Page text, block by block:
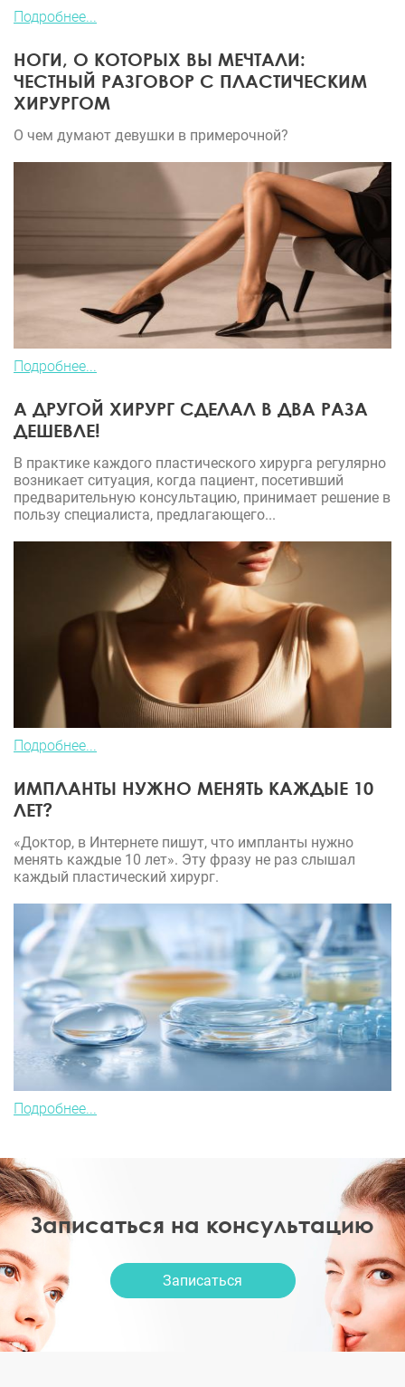
Подробнее...
НОГИ, О КОТОРЫХ ВЫ МЕЧТАЛИ:
ЧЕСТНЫЙ РАЗГОВОР С ПЛАСТИЧЕСКИМ
ХИРУРГОМ
О чем думают девушки в примерочной?
Подробнее...
А ДРУГОЙ ХИРУРГ СДЕЛАЛ В ДВА РАЗА
ДЕШЕВЛЕ!
В практике каждого пластического хирурга регулярно
возникает ситуация, когда пациент, посетивший
предварительную консультацию, принимает решение в
пользу специалиста, предлагающего...
Подробнее...
ИМПЛАНТЫ НУЖНО МЕНЯТЬ КАЖДЫЕ 10
ЛЕТ?
«Доктор, в Интернете пишут, что импланты нужно
менять каждые 10 лет». Эту фразу не раз слышал
каждый пластический хирург.
Подробнее...
Записаться на консультацию
Записаться